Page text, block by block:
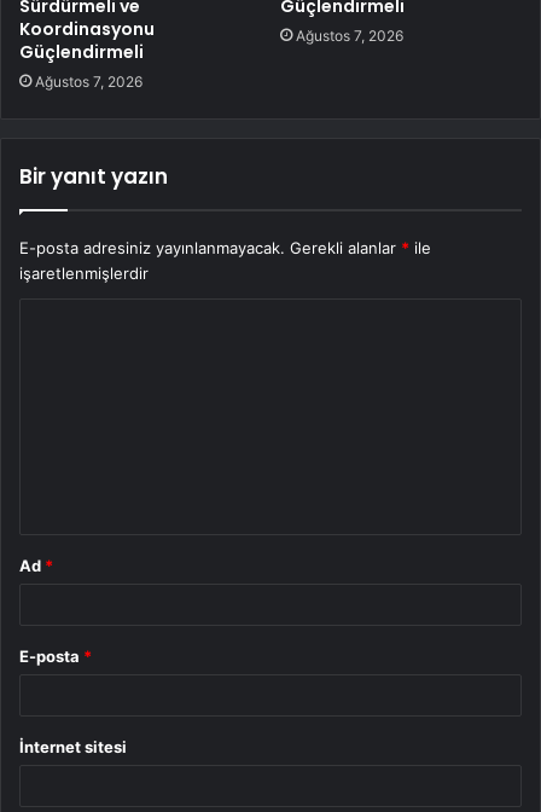
Sürdürmeli ve
Koordinasyonu
Güçlendirmeli
Ağustos 7, 2026
Güçlendirmeli
Ağustos 7, 2026
Bir yanıt yazın
E-posta adresiniz yayınlanmayacak. Gerekli alanlar * ile
işaretlenmişlerdir
Ad *
E-posta *
İnternet sitesi